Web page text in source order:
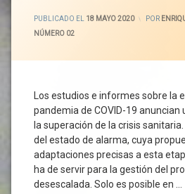
Económica
Riesgo
Laboral
Salud
Laboral
SARS-
CoV-2
Comerciales
Jornada
Urbano
Movilidad
Peatones
Personas
PGOU
PUBLICADO EL 18 MAYO 2020 POR
CATEGORÍAS:
NÚMERO 02
Los estudios e informes sobre la
pandemia de COVID-19 anuncian
la superación de la crisis
del estado de alarma, cuya
adaptaciones precisas a esta
ha de servir para la gestión del
desescalada. Solo es posible en …
CEOE
Confinamiento
Coronavirus
Covid-
Crisis
Sanitaria